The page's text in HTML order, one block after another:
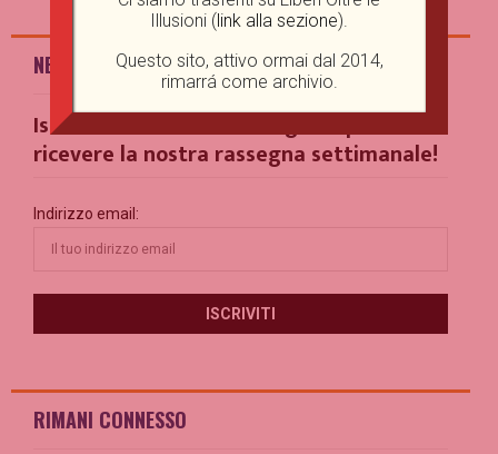
NEWSLETTER
Iscriviti alla nostra Mailing List per
ricevere la nostra rassegna settimanale!
Indirizzo email:
RIMANI CONNESSO
Illusioni (link alla sezione).
Questo sito, attivo ormai dal 2014,
rimarrá come archivio.